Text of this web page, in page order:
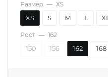
Размер — XS
XS S M L XL
Рост — 162
150 156 162 168